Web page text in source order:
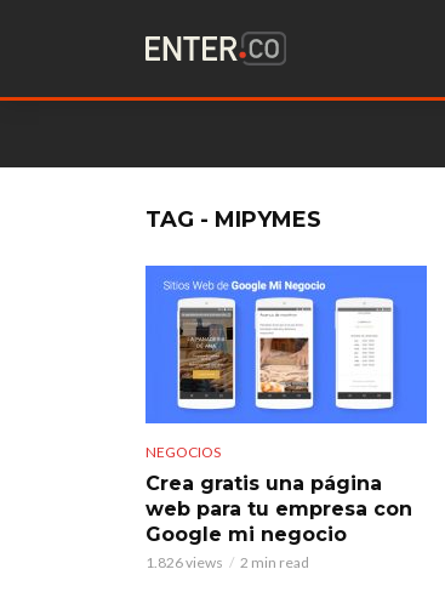
TAG - MIPYMES
NEGOCIOS
Crea gratis una página
web para tu empresa con
Google mi negocio
1.826 views 2 min read